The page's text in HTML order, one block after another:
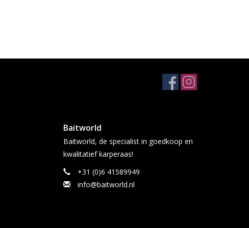
Baitworld
Baitworld, de specialist in goedkoop en
kwalitatief karperaas!
+31 (0)6 41589949
info@baitworld.nl